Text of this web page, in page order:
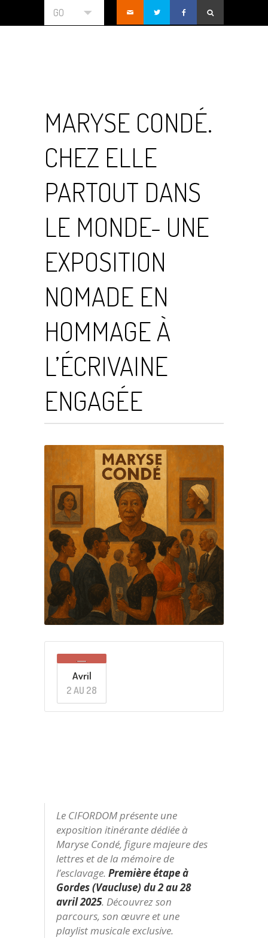
GO
MARYSE CONDÉ.
CHEZ ELLE
PARTOUT DANS
LE MONDE- UNE
EXPOSITION
NOMADE EN
HOMMAGE À
L’ÉCRIVAINE
ENGAGÉE
Avril
2 AU 28
Le CIFORDOM présente une
exposition itinérante dédiée à
Maryse Condé, figure majeure des
lettres et de la mémoire de
l’esclavage. Première étape à
Gordes (Vaucluse) du 2 au 28
avril 2025. Découvrez son
parcours, son œuvre et une
playlist musicale exclusive.